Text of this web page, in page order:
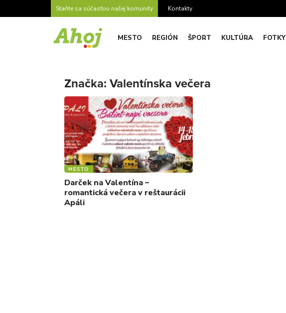
Staňte sa súčasťou našej komunity Kontakty
MESTO REGIÓN ŠPORT KULTÚRA FOTKY
Značka: Valentínska večera
MESTO
Darček na Valentína –
romantická večera v reštaurácii
Apáli